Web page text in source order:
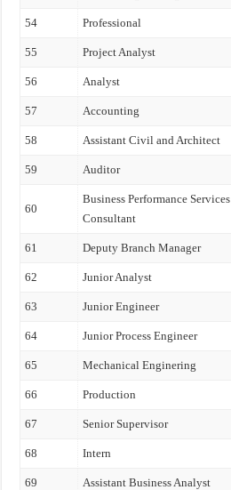
54 Professional
55 Project Analyst
56 Analyst
57 Accounting
58 Assistant Civil and Architect
59 Auditor
60
Business Performance Services
Consultant
61 Deputy Branch Manager
62 Junior Analyst
63 Junior Engineer
64 Junior Process Engineer
65 Mechanical Enginering
66 Production
67 Senior Supervisor
68 Intern
69 Assistant Business Analyst